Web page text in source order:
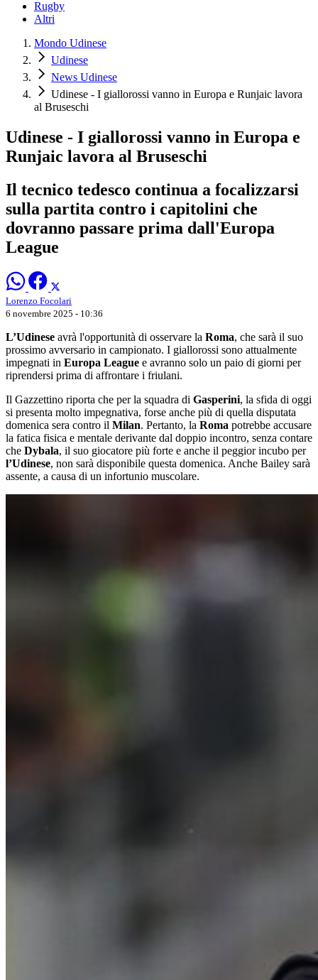
Rugby
Altri
Mondo Udinese
Udinese
News Udinese
Udinese - I giallorossi vanno in Europa e Runjaic lavora
al Bruseschi
Udinese - I giallorossi vanno in Europa e
Runjaic lavora al Bruseschi
Il tecnico tedesco continua a focalizzarsi
sulla partita contro i capitolini che
dovranno passare prima dall'Europa
League
Lorenzo Focolari
6 novembre 2025 - 10:36
L’Udinese avrà l'opportunità di osservare la Roma, che sarà il suo
prossimo avversario in campionato. I giallorossi sono attualmente
impegnati in Europa League e avranno solo un paio di giorni per
riprendersi prima di affrontare i friulani.
Il Gazzettino riporta che per la squadra di Gasperini, la sfida di oggi
si presenta molto impegnativa, forse anche più di quella disputata
domenica sera contro il Milan. Pertanto, la Roma potrebbe accusare
la fatica fisica e mentale derivante dal doppio incontro, senza contare
che Dybala, il suo giocatore più forte e anche il peggior incubo per
l’Udinese, non sarà disponibile questa domenica. Anche Bailey sarà
assente, a causa di un infortunio muscolare.